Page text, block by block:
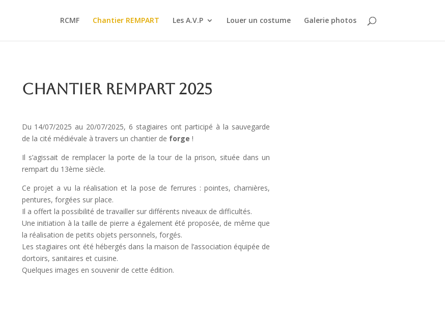
RCMF Chantier REMPART Les A.V.P Louer un costume Galerie photos
Chantier REMPART 2025
Du 14/07/2025 au 20/07/2025, 6 stagiaires ont participé à la sauvegarde
de la cité médiévale à travers un chantier de forge !
Il s’agissait de remplacer la porte de la tour de la prison, située dans un
rempart du 13ème siècle.
Ce projet a vu la réalisation et la pose de ferrures : pointes, charnières,
pentures, forgées sur place.
Il a offert la possibilité de travailler sur différents niveaux de difficultés.
Une initiation à la taille de pierre a également été proposée, de même que
la réalisation de petits objets personnels, forgés.
Les stagiaires ont été hébergés dans la maison de l’association équipée de
dortoirs, sanitaires et cuisine.
Quelques images en souvenir de cette édition.